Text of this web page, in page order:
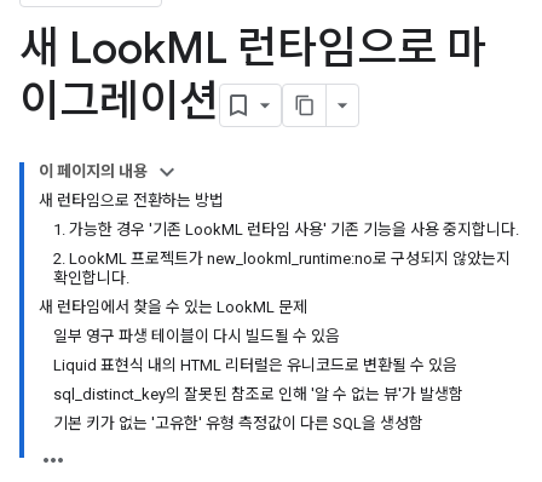
새 LookML 런타임으로 마
이그레이션
이 페이지의 내용
새 런타임으로 전환하는 방법
1. 가능한 경우 '기존 LookML 런타임 사용' 기존 기능을 사용 중지합니다.
2. LookML 프로젝트가 new_lookml_runtime:no로 구성되지 않았는지
확인합니다.
새 런타임에서 찾을 수 있는 LookML 문제
일부 영구 파생 테이블이 다시 빌드될 수 있음
Liquid 표현식 내의 HTML 리터럴은 유니코드로 변환될 수 있음
sql_distinct_key의 잘못된 참조로 인해 '알 수 없는 뷰'가 발생함
기본 키가 없는 '고유한' 유형 측정값이 다른 SQL을 생성함